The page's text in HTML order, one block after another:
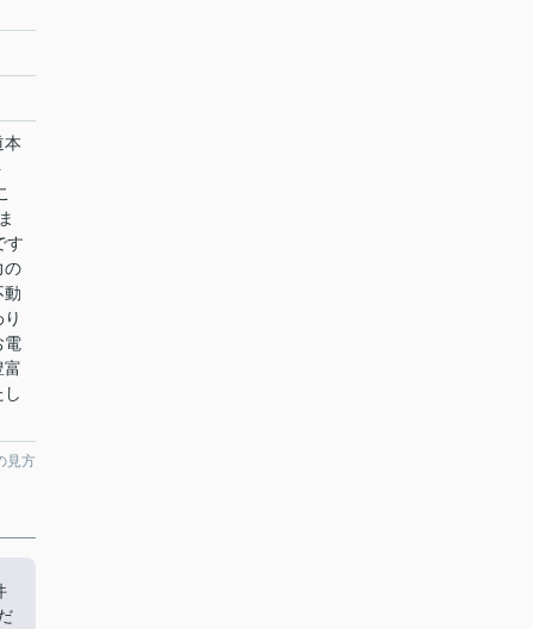
本
す
の
動
電
富
見方